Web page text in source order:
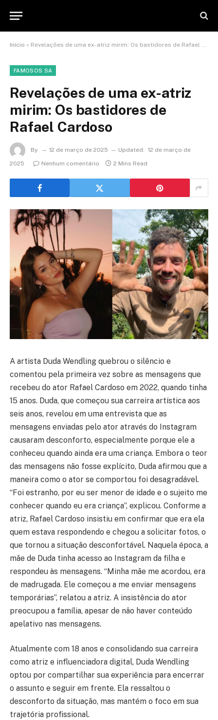
Início » Revelações de uma ex-atriz mirim: Os bastidores de Rafael Cardoso
FAMOSOS SA
Revelações de uma ex-atriz
mirim: Os bastidores de
Rafael Cardoso
By 12 de março de 2025 Updated: 12 de março de
2025
Nenhum comentário 2 Mins Read
A artista Duda Wendling quebrou o silêncio e
comentou pela primeira vez sobre as mensagens que
recebeu do ator Rafael Cardoso em 2022, quando tinha
15 anos. Duda, que começou sua carreira artística aos
seis anos, revelou em uma entrevista que as
mensagens enviadas pelo ator através do Instagram
causaram desconforto, especialmente porque ele a
conheceu quando ainda era uma criança. Embora o teor
das mensagens não fosse explícito, Duda afirmou que a
maneira como o ator se comportou foi desagradável.
“Foi estranho, por eu ser menor de idade e o sujeito me
conhecer quando eu era criança”, explicou. Conforme a
atriz, Rafael Cardoso insistiu em confirmar que era ela
quem estava respondendo e chegou a solicitar fotos, o
que tornou a situação desconfortável. Naquela época, a
mãe de Duda tinha acesso ao Instagram da filha e
respondeu às mensagens. “Minha mãe me acordou, era
de madrugada. Ele começou a me enviar mensagens
temporárias”, relatou a atriz. A insistência do ator
preocupou a família, apesar de não haver conteúdo
apelativo nas mensagens.
Atualmente com 18 anos e consolidando sua carreira
como atriz e influenciadora digital, Duda Wendling
optou por compartilhar sua experiência para encerrar
o assunto e seguir em frente. Ela ressaltou o
desconforto da situação, mas mantém o foco em sua
trajetória profissional.